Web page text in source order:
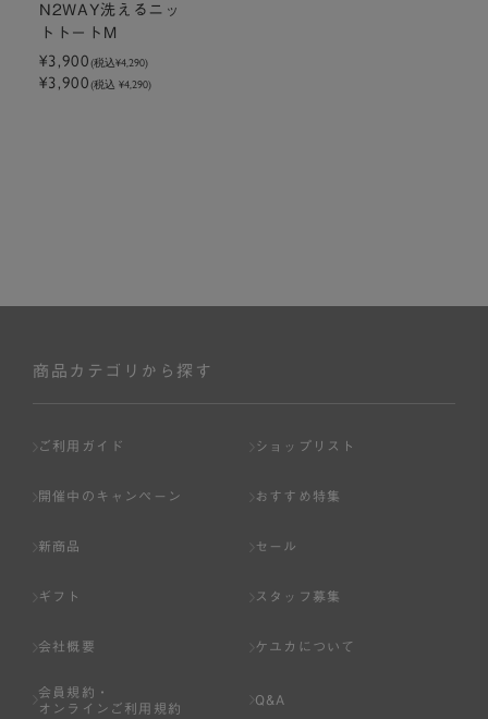
N2WAY洗えるニッ
トトートM
¥3,900(税込¥4,290)
¥3,900(税込 ¥4,290)
商品カテゴリから探す
ご利用ガイド ショップリスト
開催中のキャンペーン おすすめ特集
新商品 セール
ギフト スタッフ募集
会社概要 ケユカについて
会員規約・
オンラインご利用規約
Q&A